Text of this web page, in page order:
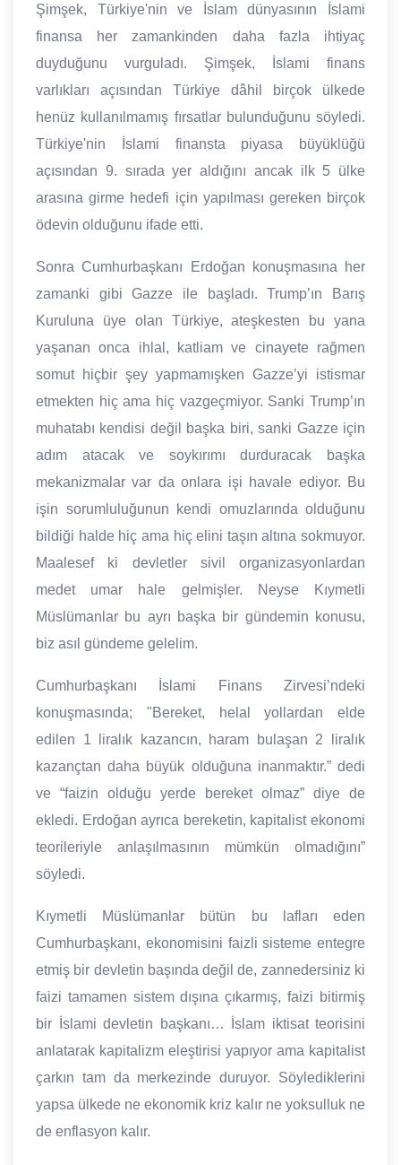
Şimşek, Türkiye'nin ve İslam dünyasının İslami
finansa her zamankinden daha fazla ihtiyaç
duyduğunu vurguladı. Şimşek, İslami finans
varlıkları açısından Türkiye dâhil birçok ülkede
henüz kullanılmamış fırsatlar bulunduğunu söyledi.
Türkiye'nin İslami finansta piyasa büyüklüğü
açısından 9. sırada yer aldığını ancak ilk 5 ülke
arasına girme hedefi için yapılması gereken birçok
ödevin olduğunu ifade etti.
Sonra Cumhurbaşkanı Erdoğan konuşmasına her
zamanki gibi Gazze ile başladı. Trump’ın Barış
Kuruluna üye olan Türkiye, ateşkesten bu yana
yaşanan onca ihlal, katliam ve cinayete rağmen
somut hiçbir şey yapmamışken Gazze’yi istismar
etmekten hiç ama hiç vazgeçmiyor. Sanki Trump’ın
muhatabı kendisi değil başka biri, sanki Gazze için
adım atacak ve soykırımı durduracak başka
mekanizmalar var da onlara işi havale ediyor. Bu
işin sorumluluğunun kendi omuzlarında olduğunu
bildiği halde hiç ama hiç elini taşın altına sokmuyor.
Maalesef ki devletler sivil organizasyonlardan
medet umar hale gelmişler. Neyse Kıymetli
Müslümanlar bu ayrı başka bir gündemin konusu,
biz asıl gündeme gelelim.
Cumhurbaşkanı İslami Finans Zirvesi’ndeki
konuşmasında; "Bereket, helal yollardan elde
edilen 1 liralık kazancın, haram bulaşan 2 liralık
kazançtan daha büyük olduğuna inanmaktır.” dedi
ve “faizin olduğu yerde bereket olmaz” diye de
ekledi. Erdoğan ayrıca bereketin, kapitalist ekonomi
teorileriyle anlaşılmasının mümkün olmadığını”
söyledi.
Kıymetli Müslümanlar bütün bu lafları eden
Cumhurbaşkanı, ekonomisini faizli sisteme entegre
etmiş bir devletin başında değil de, zannedersiniz ki
faizi tamamen sistem dışına çıkarmış, faizi bitirmiş
bir İslami devletin başkanı… İslam iktisat teorisini
anlatarak kapitalizm eleştirisi yapıyor ama kapitalist
çarkın tam da merkezinde duruyor. Söylediklerini
yapsa ülkede ne ekonomik kriz kalır ne yoksulluk ne
de enflasyon kalır.